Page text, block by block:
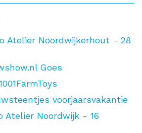
Atelier Noordwijkerhout - 28
Goes
voorjaarsvakantie
Atelier Noordwijk - 16